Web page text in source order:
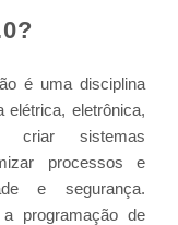
é uma disciplina
elétrica, eletrônica,
criar sistemas
processos e
e segurança.
programação de